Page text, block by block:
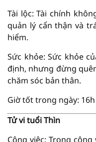
Tài lộc: Tài chính
quản lý cẩn thận và
hiểm.
Sức khỏe: Sức khỏe
định, nhưng đừng
chăm sóc bản thân.
Giờ tốt trong ngày: 16h
Tử vi tuổi Thìn
Công việc: Trong